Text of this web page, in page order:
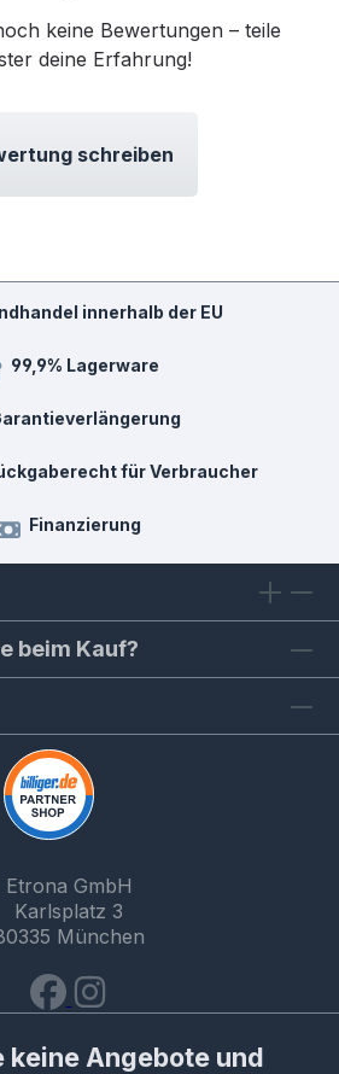
keine Bewertungen – teile
deine Erfahrung!
schreiben
innerhalb der EU
99,9% Lagerware
für Verbraucher
Finanzierung
beim Kauf?
Etrona GmbH
Karlsplatz 3
München
keine Angebote und